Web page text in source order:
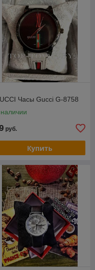
Часы Gucci G-8758
руб.
Купить